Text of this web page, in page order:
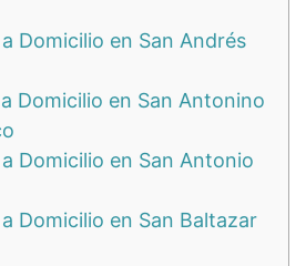
Domicilio en San Andrés
Domicilio en San Antonino
Domicilio en San Antonio
Domicilio en San Baltazar